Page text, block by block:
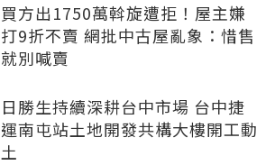
買方出1750萬斡旋遭拒！屋主嫌
打9折不賣 網批中古屋亂象：惜售
就別喊賣
日勝生持續深耕台中市場 台中捷
運南屯站土地開發共構大樓開工動
土